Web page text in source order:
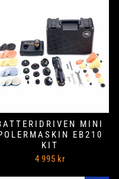
MINI
EB210
KIT
4 995 kr